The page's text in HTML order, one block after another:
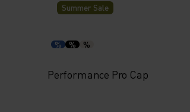
Summer Sale
% % %
Performance Pro Cap